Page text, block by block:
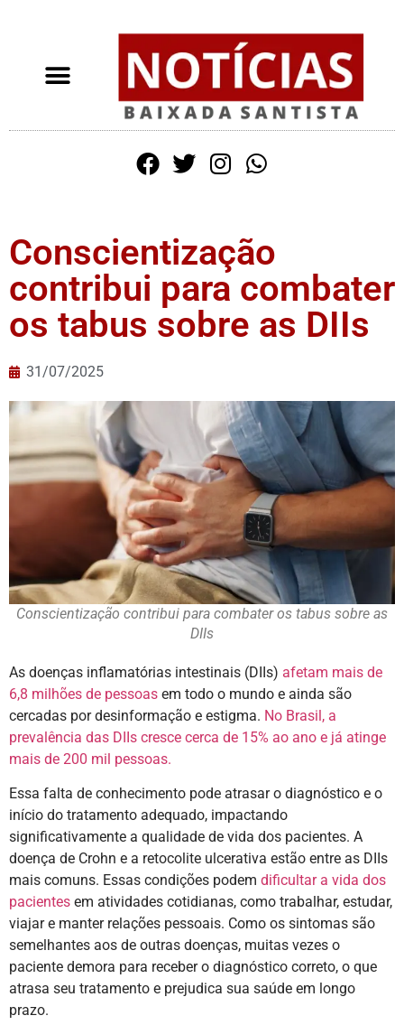
Conscientização
contribui para combater
os tabus sobre as DIIs
31/07/2025
Conscientização contribui para combater os tabus sobre as
DIIs
As doenças inflamatórias intestinais (DIIs) afetam mais de
6,8 milhões de pessoas em todo o mundo e ainda são
cercadas por desinformação e estigma. No Brasil, a
prevalência das DIIs cresce cerca de 15% ao ano e já atinge
mais de 200 mil pessoas.
Essa falta de conhecimento pode atrasar o diagnóstico e o
início do tratamento adequado, impactando
significativamente a qualidade de vida dos pacientes. A
doença de Crohn e a retocolite ulcerativa estão entre as DIIs
mais comuns. Essas condições podem dificultar a vida dos
pacientes em atividades cotidianas, como trabalhar, estudar,
viajar e manter relações pessoais. Como os sintomas são
semelhantes aos de outras doenças, muitas vezes o
paciente demora para receber o diagnóstico correto, o que
atrasa seu tratamento e prejudica sua saúde em longo
prazo.